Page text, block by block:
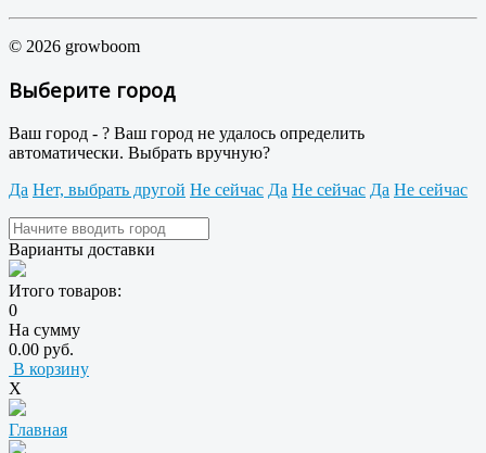
© 2026 growboom
Выберите город
Ваш город - ? Ваш город не удалось определить
автоматически. Выбрать вручную?
Да Нет, выбрать другой Не сейчас Да Не сейчас Да Не сейчас
Варианты доставки
Итого товаров:
0
На сумму
0.00 руб.
В корзину
X
Главная